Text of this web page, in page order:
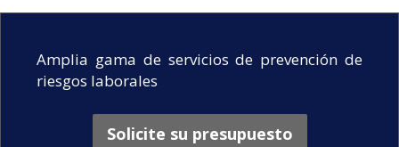
Amplia gama de servicios de prevención de
riesgos laborales
Solicite su presupuesto